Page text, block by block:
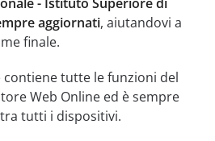
aggiornati, aiutandovi a
finale.
contiene tutte le funzioni del
Web Online ed è sempre
tutti i dispositivi.